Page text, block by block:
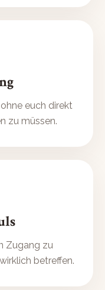
euch direkt
zu müssen.
Zugang zu
betreffen.